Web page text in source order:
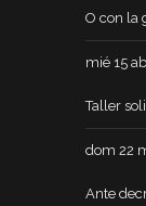
O con la
mié 15
Taller
dom 22
Ante